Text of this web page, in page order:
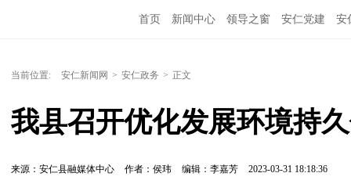
首页 新闻中心 领导之窗 安仁党建 安
当前位置: 安仁新闻网 > 安仁政务 > 正文
我县召开优化发展环境持
来源：安仁县融媒体中心 作者：侯玮 编辑：李嘉芳 2023-03-31 18:18:36